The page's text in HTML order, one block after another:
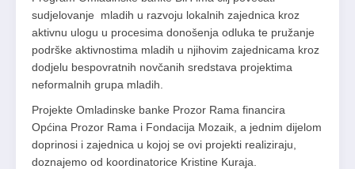
sudjelovanje mladih u razvoju lokalnih zajednica kroz
aktivnu ulogu u procesima donošenja odluka te pružanje
podrške aktivnostima mladih u njihovim zajednicama kroz
dodjelu bespovratnih novčanih sredstava projektima
neformalnih grupa mladih.
Projekte Omladinske banke Prozor Rama financira
Općina Prozor Rama i Fondacija Mozaik, a jednim dijelom
doprinosi i zajednica u kojoj se ovi projekti realiziraju,
doznajemo od koordinatorice Kristine Kuraja.